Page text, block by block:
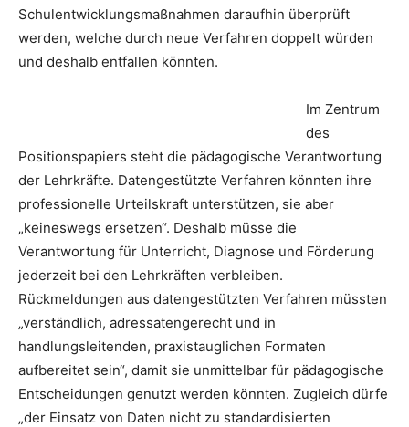
Schulentwicklungsmaßnahmen daraufhin überprüft
werden, welche durch neue Verfahren doppelt würden
und deshalb entfallen könnten.
Im Zentrum
des
Positionspapiers steht die pädagogische Verantwortung
der Lehrkräfte. Datengestützte Verfahren könnten ihre
professionelle Urteilskraft unterstützen, sie aber
„keineswegs ersetzen“. Deshalb müsse die
Verantwortung für Unterricht, Diagnose und Förderung
jederzeit bei den Lehrkräften verbleiben.
Rückmeldungen aus datengestützten Verfahren müssten
„verständlich, adressatengerecht und in
handlungsleitenden, praxistauglichen Formaten
aufbereitet sein“, damit sie unmittelbar für pädagogische
Entscheidungen genutzt werden könnten. Zugleich dürfe
„der Einsatz von Daten nicht zu standardisierten